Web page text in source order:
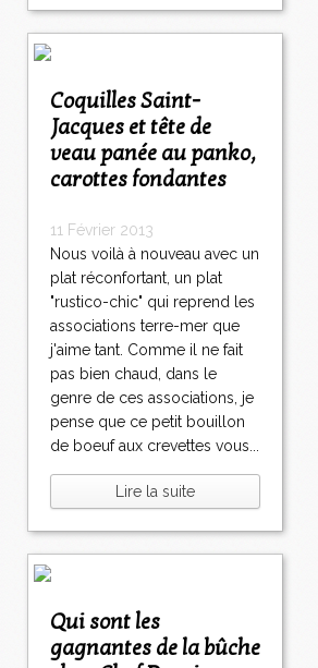
Coquilles Saint-
Jacques et tête de
veau panée au panko,
carottes fondantes
11 Février 2013
Nous voilà à nouveau avec un
plat réconfortant, un plat
"rustico-chic" qui reprend les
associations terre-mer que
j'aime tant. Comme il ne fait
pas bien chaud, dans le
genre de ces associations, je
pense que ce petit bouillon
de boeuf aux crevettes vous...
Lire la suite
Qui sont les
gagnantes de la bûche